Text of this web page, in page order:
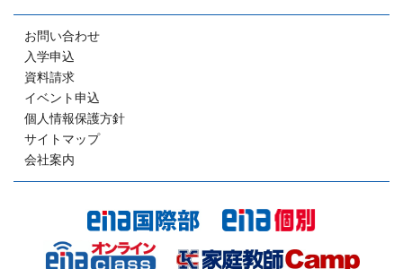
お問い合わせ
入学申込
資料請求
イベント申込
個人情報保護方針
サイトマップ
会社案内